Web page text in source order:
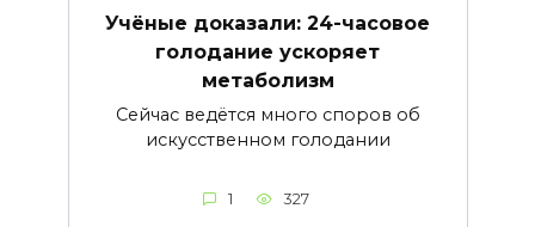
Учёные доказали: 24-часовое
голодание ускоряет
метаболизм
Сейчас ведётся много споров об
искусственном голодании
1 327